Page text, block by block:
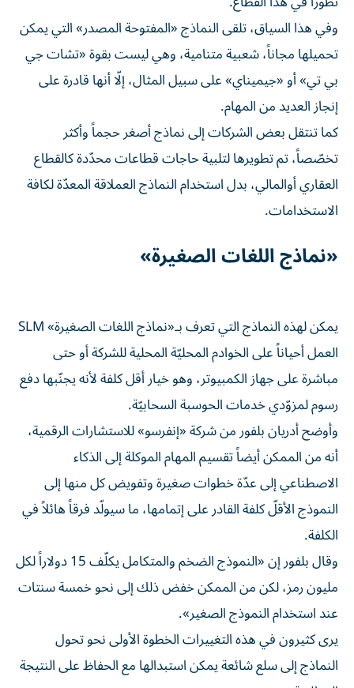
وفي هذا السياق، تلقى النماذج «المفتوحة المصدر» التي يمكن
تحميلها مجاناً، شعبية متنامية، وهي ليست بقوة «تشات جي
بي تي» أو «جيميناي» على سبيل المثال، إلّا أنها قادرة على
إنجاز العديد من المهام.
كما تنتقل بعض الشركات إلى نماذج أصغر حجماً وأكثر
تخصّصاً، تم تطويرها لتلبية حاجات قطاعات محدّدة كالقطاع
العقاري أوالمالي، بدل استخدام النماذج العملاقة المعدّة لكافة
الاستخدامات.
«نماذج اللغات الصغيرة»
يمكن لهذه النماذج التي تعرف بـ«نماذج اللغات الصغيرة» SLM
العمل أحياناً على الخوادم المحليّة المحلية للشركة أو حتى
مباشرة على جهاز الكمبيوتر، وهو خيار أقل كلفة لأنه يجنّبها دفع
رسوم لمزوّدي خدمات الحوسبة السحابيّة.
وأوضح أدريان بلفور من شركة «إنفرسو» للاستشارات الرقمية،
أنه من الممكن أيضاً تقسيم المهام الموكلة إلى الذكاء
الاصطناعي إلى عدّة خطوات صغيرة وتفويض كل منها إلى
النموذج الأقلّ كلفة القادر على إتمامها، ما سيولّد فرقاً هائلاً في
الكلفة.
وقال بلفور إن «النموذج الضخم والمتكامل يكلّف 15 دولاراً لكل
مليون رمز، لكن من الممكن خفض ذلك إلى نحو خمسة سنتات
عند استخدام النموذج الصغير».
يرى كثيرون في هذه التغييرات الخطوة الأولى نحو تحول
النماذج إلى سلع شائعة يمكن استبدالها مع الحفاظ على النتيجة